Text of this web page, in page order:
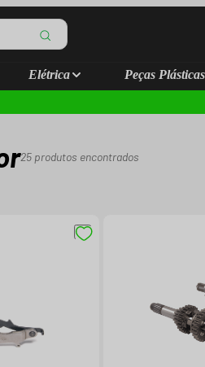
Elétrica Peças Plásticas
25 produtos encontrados